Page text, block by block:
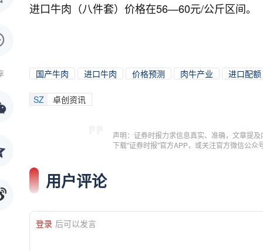
进口牛肉（八件套）价格在56—60元/公斤区间。
国产牛肉 进口牛肉 价格预测 肉牛产业 进口配额
SZ 卓创资讯
声明：证券时报力求信息真实、准确，文章提
下载"证券时报"官方APP，或关注官方微信公
用户评论
登录 后可以发言